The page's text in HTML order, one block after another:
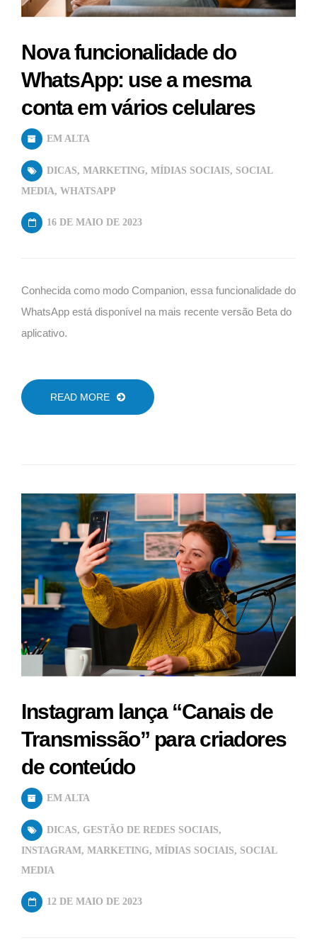
Nova funcionalidade do
WhatsApp: use a mesma
conta em vários celulares
EM ALTA
DICAS, MARKETING, MÍDIAS SOCIAIS, SOCIAL
MEDIA, WHATSAPP
16 DE MAIO DE 2023
Conhecida como modo Companion, essa funcionalidade do
WhatsApp está disponível na mais recente versão Beta do
aplicativo.
READ MORE
Instagram lança “Canais de
Transmissão” para criadores
de conteúdo
EM ALTA
DICAS, GESTÃO DE REDES SOCIAIS,
INSTAGRAM, MARKETING, MÍDIAS SOCIAIS, SOCIAL
MEDIA
12 DE MAIO DE 2023